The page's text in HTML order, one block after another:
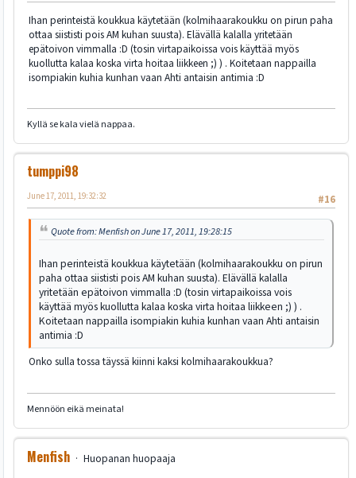
Ihan perinteistä koukkua käytetään (kolmihaarakoukku on pirun paha
ottaa siististi pois AM kuhan suusta). Elävällä kalalla yritetään
epätoivon vimmalla :D (tosin virtapaikoissa vois käyttää myös
kuollutta kalaa koska virta hoitaa liikkeen ;) ) . Koitetaan nappailla
isompiakin kuhia kunhan vaan Ahti antaisin antimia :D
Kyllä se kala vielä nappaa.
tumppi98
#16
June 17, 2011, 19:32:32
Quote from: Menfish on June 17, 2011, 19:28:15
Ihan perinteistä koukkua käytetään (kolmihaarakoukku on pirun
paha ottaa siististi pois AM kuhan suusta). Elävällä kalalla
yritetään epätoivon vimmalla :D (tosin virtapaikoissa vois
käyttää myös kuollutta kalaa koska virta hoitaa liikkeen ;) ) .
Koitetaan nappailla isompiakin kuhia kunhan vaan Ahti antaisin
antimia :D
Onko sulla tossa täyssä kiinni kaksi kolmihaarakoukkua?
Mennöön eikä meinata!
Menfish
Huopanan huopaaja